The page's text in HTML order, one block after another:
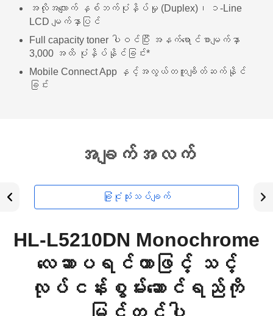
အလိုအလျောက် နှစ်ဘက်ပုံနှိပ်မှု (Duplex)၊ ၁-Line
LCD မျက်နှာပြင်
Full capacity toner ပါဝင်ပြီး အနက်ရောင်စာမျက်နှာ
3,000 အထိ ပုံနှိပ်နိုင်ခြင်း*
Mobile Connect App နှင့်အလွယ်တကူချိတ်ဆက်နိုင်
ခြင်း
အချက်အလက်
ခြုံငုံသုံးသပ်ချက်
HL-L5210DN Monochrome
လေဆာပရင်တာဖြင့် သင့်
လုပ်ငန်းစွမ်းဆောင်ရည်ကို